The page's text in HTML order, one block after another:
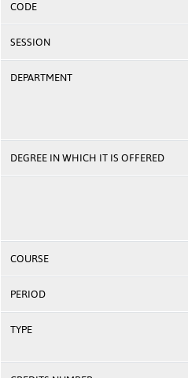
CODE
SESSION
DEPARTMENT
DEGREE IN WHICH IT IS OFFERED
COURSE
PERIOD
TYPE